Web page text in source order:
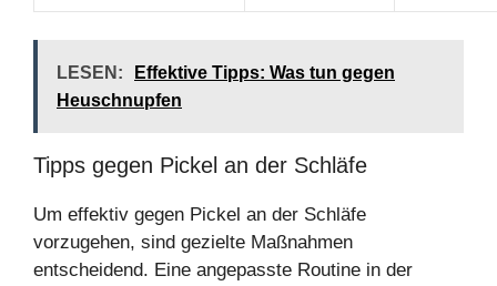
LESEN:
Effektive Tipps: Was tun gegen
Heuschnupfen
Tipps gegen Pickel an der Schläfe
Um effektiv gegen Pickel an der Schläfe
vorzugehen, sind gezielte Maßnahmen
entscheidend. Eine angepasste Routine in der